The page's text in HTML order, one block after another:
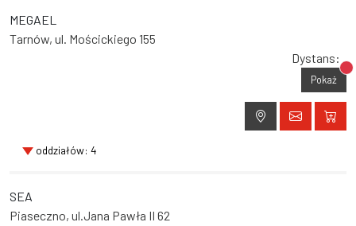
MEGAEL
Tarnów, ul. Mościckiego 155
Dystans:
Pokaż
oddziałów: 4
SEA
Piaseczno, ul.Jana Pawła II 62